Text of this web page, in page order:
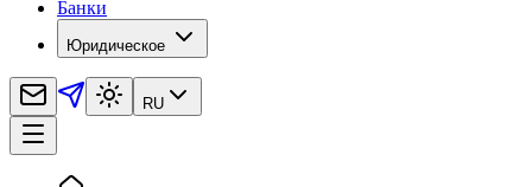
Банки
Юридическое
RU